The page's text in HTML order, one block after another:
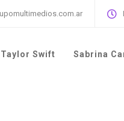
Taylor Swift Sabrina